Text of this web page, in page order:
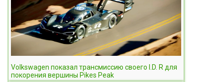
Volkswagen показал трансмиссию своего I.D. R для
покорения вершины Pikes Peak